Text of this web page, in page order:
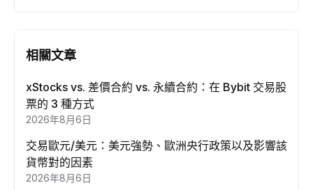
相關文章
xStocks vs. 差價合約 vs. 永續合約：在 Bybit 交易股
票的 3 種方式
2026年8月6日
交易歐元/美元：美元強勢、歐洲央行政策以及影響該
貨幣對的因素
2026年8月6日